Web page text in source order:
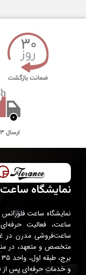
نمایشگاه
نمایشگاه ساعت
ساعت‌فروشی مدرن در
و خدمات حرفه‌ای پس